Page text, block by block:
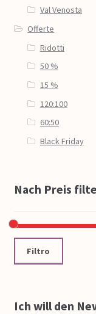
Val Venosta
Offerte
Ridotti
50 %
15 %
120:100
60:50
Black Friday
Nach Preis
Filtro
Ich will den